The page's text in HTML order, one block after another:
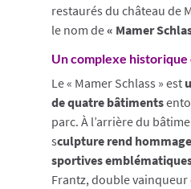
restaurés du château de
le nom de« Mamer
Un complexe
Le « Mamer Schlass » est
de quatre bâtiments
parc. À l’arrière du
sculpture rend
sportives
Frantz, double vainqueur